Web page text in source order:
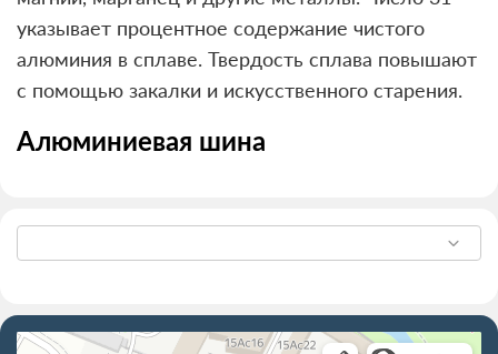
указывает процентное содержание чистого
алюминия в сплаве. Твердость сплава повышают
с помощью закалки и искусственного старения.
Алюминиевая шина